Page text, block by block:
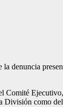
la denuncia
Comité
División como